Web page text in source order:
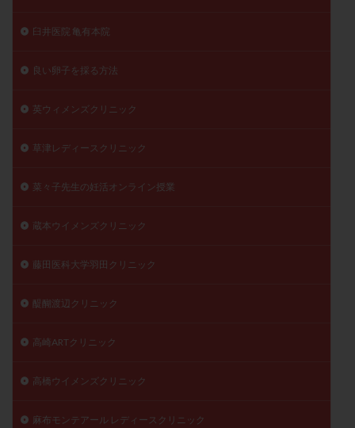
臼井医院 亀有本院
良い卵子を採る方法
英ウィメンズクリニック
草津レディースクリニック
菜々子先生の妊活オンライン授業
蔵本ウイメンズクリニック
藤田医科大学羽田クリニック
醍醐渡辺クリニック
高崎ARTクリニック
高橋ウイメンズクリニック
麻布モンテアール レディースクリニック